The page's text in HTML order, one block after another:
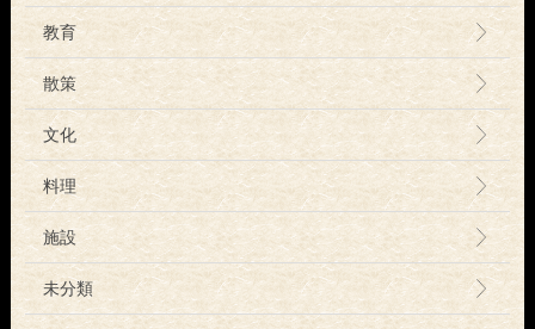
教育
散策
文化
料理
施設
未分類